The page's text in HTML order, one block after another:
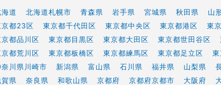
道
北海道札幌市 青森県 岩手県 宮城県 秋田県 山
京都23区
東京都千代田区 東京都中央区 東京都港区 東
京都品川区
東京都目黒区 東京都大田区 東京都世田谷区
京都荒川区
東京都板橋区 東京都練馬区 東京都足立区
奈川県川崎市
新潟県 富山県 石川県 福井県 山梨県
県
奈良県 和歌山県 京都府 京都府京都市 大阪府